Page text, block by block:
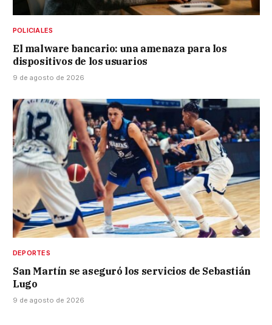
POLICIALES
El malware bancario: una amenaza para los
dispositivos de los usuarios
9 de agosto de 2026
DEPORTES
San Martín se aseguró los servicios de Sebastián
Lugo
9 de agosto de 2026